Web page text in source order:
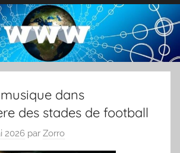
dans
des stades de football
2026 par Zorro